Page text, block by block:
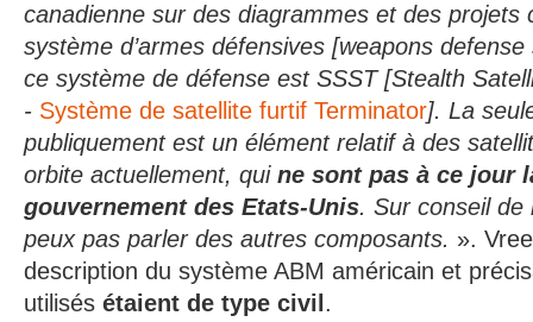
canadienne sur des diagrammes et des projets
système d’armes défensives [weapons
ce système de défense est SSST [Stealth
- Système de satellite furtif Terminator]. La
publiquement est un élément relatif à des
orbite actuellement, qui ne sont pas à ce jour
gouvernement des Etats-Unis. Sur conseil
peux pas parler des autres composants. ».
description du système ABM américain et
utilisés étaient de type civil .